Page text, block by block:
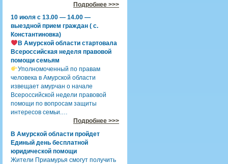
Подробнее >>>
10 июля с 13.00 — 14.00 —
выездной прием граждан ( с.
Константиновка)
В Амурской области стартовала
Всероссийская неделя правовой
помощи семьям
Уполномоченный по правам
человека в Амурской области
извещает амурчан о начале
Всероссийской недели правовой
помощи по вопросам защиты
интересов семьи.…
Подробнее >>>
В Амурской области пройдет
Единый день бесплатной
юридической помощи
Жители Приамурья смогут получить